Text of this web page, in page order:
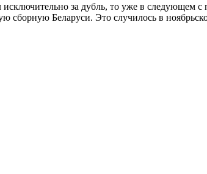
за дубль, то уже в следующем с
сборную Беларуси. Это случилось в